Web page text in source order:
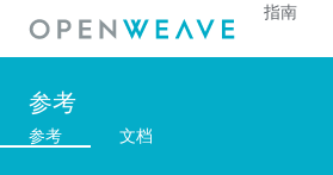
指南
参考
参考 文档